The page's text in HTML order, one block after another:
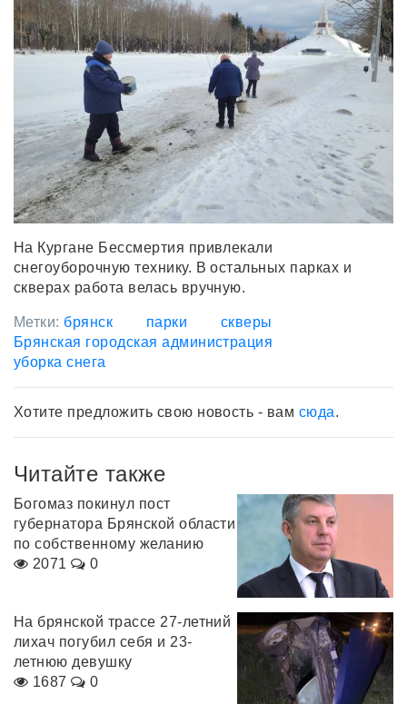
На Кургане Бессмертия привлекали
снегоуборочную технику. В остальных парках и
скверах работа велась вручную.
Метки: брянск парки
скверы
Брянская городская администрация
уборка снега
Хотите предложить свою новость - вам сюда.
Читайте также
Богомаз покинул пост
губернатора Брянской области
по собственному желанию
2071
0
На брянской трассе 27-летний
лихач погубил себя и 23-
летнюю девушку
1687
0